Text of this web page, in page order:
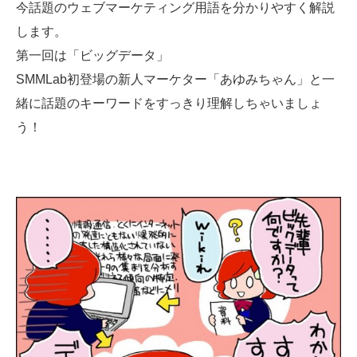
今話題のウェブマーケティング用語を分かりやすく解説
します。
第一回は「ビッグデータ」
SMMLab初登場の新人マーケター「あゆみちゃん」と一
緒に話題のキーワードをすっきり理解しちゃいましょ
う！